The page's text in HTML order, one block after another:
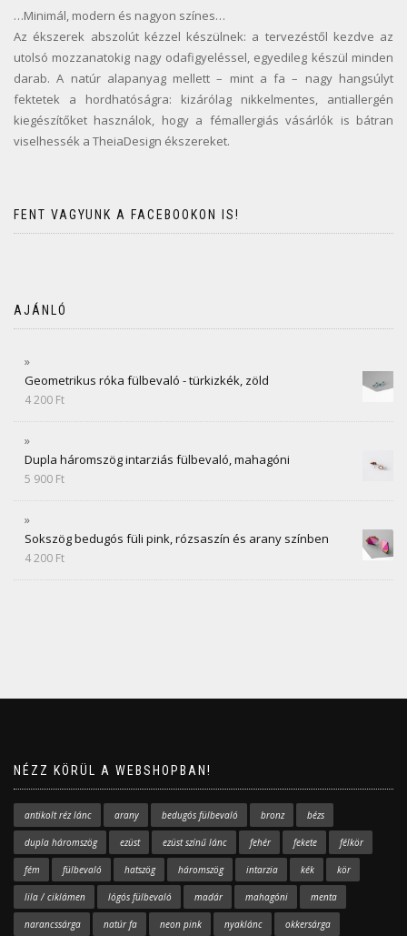
…Minimál, modern és nagyon színes…
Az ékszerek abszolút kézzel készülnek: a tervezéstől kezdve az
utolsó mozzanatokig nagy odafigyeléssel, egyedileg készül minden
darab. A natúr alapanyag mellett – mint a fa – nagy hangsúlyt
fektetek a hordhatóságra: kizárólag nikkelmentes, antiallergén
kiegészítőket használok, hogy a fémallergiás vásárlók is bátran
viselhessék a TheiaDesign ékszereket.
FENT VAGYUNK A FACEBOOKON IS!
AJÁNLÓ
Geometrikus róka fülbevaló - türkizkék, zöld
4 200 Ft
Dupla háromszög intarziás fülbevaló, mahagóni
5 900 Ft
Sokszög bedugós füli pink, rózsaszín és arany színben
4 200 Ft
NÉZZ KÖRÜL A WEBSHOPBAN!
antikolt réz lánc arany bedugós fülbevaló bronz bézs
dupla háromszög ezüst ezüst színű lánc fehér fekete félkör
fém fülbevaló hatszög háromszög intarzia kék kör
lila / ciklámen lógós fülbevaló madár mahagóni menta
narancssárga natúr fa neon pink nyaklánc okkersárga